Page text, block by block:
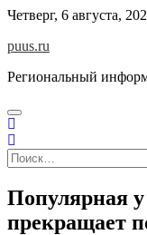
Skip
content
Четверг, 6 августа,
puus.ru
Региональный
Найти:
Популярная
прекращает